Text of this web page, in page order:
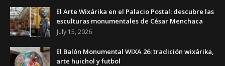
El Arte Wixárika en el Palacio Postal: descubre las
esculturas monumentales de César Menchaca
July 15, 2026
El Balón Monumental WIXA 26: tradición wixárika,
arte huichol y futbol